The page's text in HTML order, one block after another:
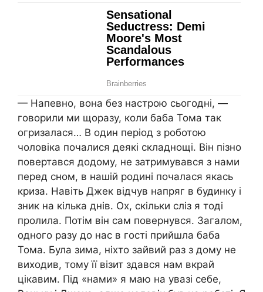
— Напевно, вона без настрою сьогодні, —
говорили ми щоразу, коли баба Тома так
огризалася… В один період з роботою
чоловіка почалися деякі складнощі. Він пізно
повертався додому, не затримувався з нами
перед сном, в нашій родині почалася якась
криза. Навіть Джек відчув напряг в будинку і
зник на кілька днів. Ох, скільки сліз я тоді
пролила. Потім він сам повернувся. Загалом,
одного разу до нас в гості прийшла баба
Тома. Була зима, ніхто зайвий раз з дому не
виходив, тому її візит здався нам вкрай
цікавим. Під «нами» я маю на увазі себе,